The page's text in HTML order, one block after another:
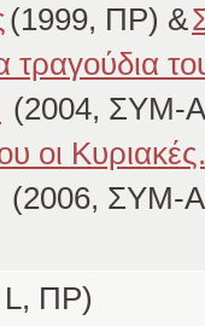
(1999, ΠΡ) &
τραγούδια
(2004, ΣΥΜ-
οι
(2006, ΣΥΜ-
L, ΠΡ)